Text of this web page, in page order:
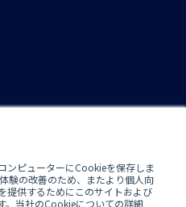
ンピューターにCookieを保存しま
験の改善のため、またより個人向
提供するためにこのサイトおよび
。当社のCookieについての詳細